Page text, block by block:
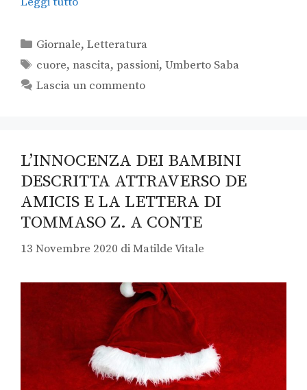
Giornale,Letteratura
cuore,nascita,passioni,Umberto Saba
Lascia un commento
L’INNOCENZA DEI BAMBINI
DESCRITTA ATTRAVERSO DE
AMICIS E LA LETTERA DI
TOMMASO Z. A CONTE
13 Novembre 2020 diMatilde Vitale